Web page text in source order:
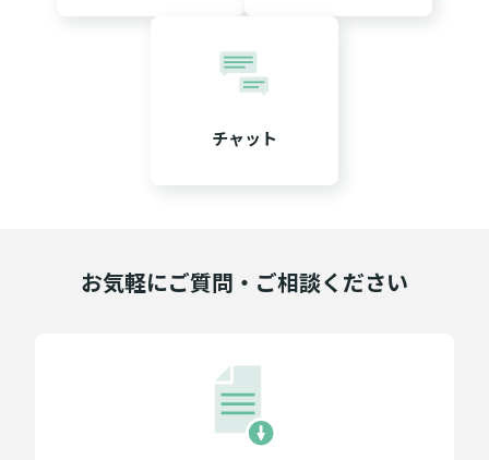
チャット
お気軽にご質問・ご相談ください